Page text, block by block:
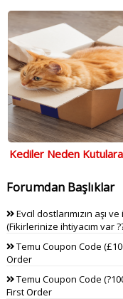
Kediler Neden Kutulara
Forumdan Başlıklar
Evcil dostlarımızın aşı
(Fikirlerinize ihtiyacım var
Temu Coupon Code
Order
Temu Coupon Code
First Order